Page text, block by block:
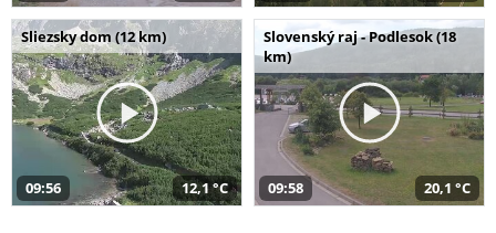
Sliezsky dom (12 km)
09:56 12,1 °C
Slovenský raj - Podlesok (18
km)
09:58 20,1 °C